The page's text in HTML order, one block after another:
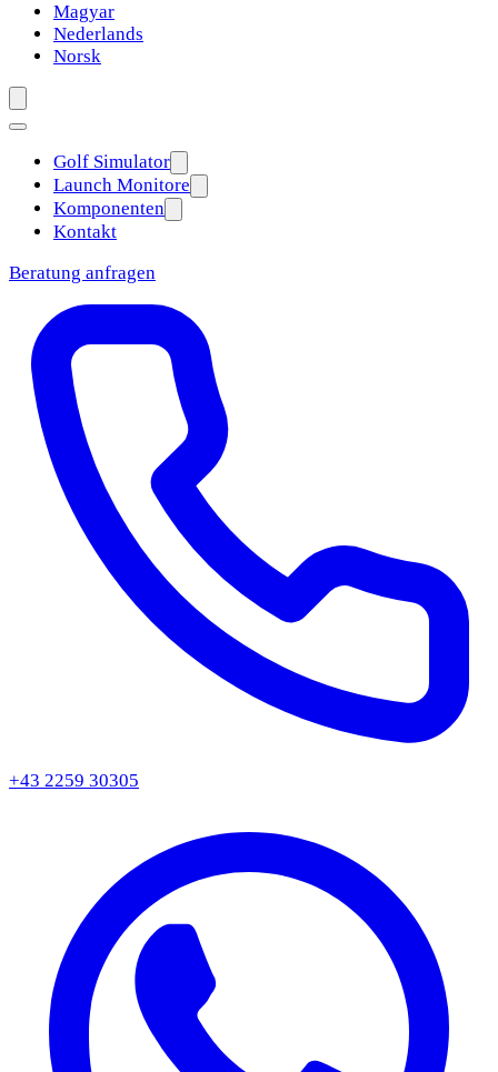
Magyar
Nederlands
Norsk
Golf Simulator
Launch Monitore
Komponenten
Kontakt
Beratung anfragen
+43 2259 30305